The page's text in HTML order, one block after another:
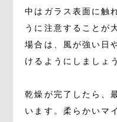
中はガラス表面に触
うに注意することが
場合は、風が強い日
けるようにしましょ
乾燥が完了したら、
います。柔らかいマ